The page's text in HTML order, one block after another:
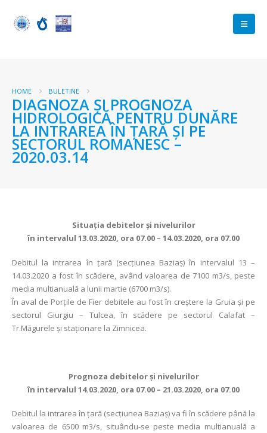
HOME BULETINE
DIAGNOZA ŞI PROGNOZA
HIDROLOGICĂ PENTRU DUNĂRE
LA INTRAREA ÎN ŢARĂ ŞI PE
SECTORUL ROMANESC –
2020.03.14
Situaţia debitelor şi nivelurilor
în intervalul 13.03.2020, ora 07.00 – 14.03.2020, ora 07.00
Debitul la intrarea în ţară (secţiunea Baziaş) în intervalul 13 –
14.03.2020 a fost în scădere, având valoarea de 7100 m3/s, peste
media multianuală a lunii martie (6700 m3/s).
În aval de Porţile de Fier debitele au fost în creştere la Gruia și pe
sectorul Giurgiu – Tulcea, în scădere pe sectorul Calafat –
Tr.Măgurele şi staţionare la Zimnicea.
Prognoza debitelor şi nivelurilor
în intervalul 14.03.2020, ora 07.00 – 21.03.2020, ora 07.00
Debitul la intrarea în ţară (secţiunea Baziaş) va fi în scădere până la
valoarea de 6500 m3/s, situându-se peste media multianuală a